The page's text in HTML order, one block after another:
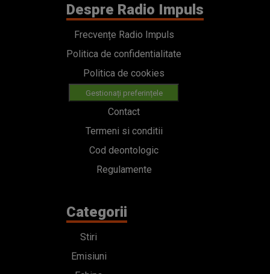
Despre Radio Impuls
Frecvențe Radio Impuls
Politica de confidentialitate
Politica de cookies
Gestionați preferințele
Contact
Termeni si conditii
Cod deontologic
Regulamente
Categorii
Stiri
Emisiuni